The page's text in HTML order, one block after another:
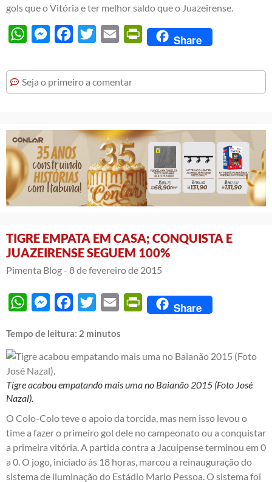
gols que o Vitória e ter melhor saldo que o Juazeirense.
WhatsAppMessengerFacebook
Twitter Email PrintFriendly
Share
Seja o primeiro a comentar
TIGRE EMPATA EM CASA; CONQUISTA E
JUAZEIRENSE SEGUEM 100%
Pimenta Blog - 8 de fevereiro de 2015
WhatsAppMessengerFacebook
Twitter Email PrintFriendly
Share
Tempo de leitura: 2 minutos
Tigre acabou empatando mais uma no Baianão 2015 (Foto José
Nazal).
O Colo-Colo teve o apoio da torcida, mas nem isso levou o
time a fazer o primeiro gol dele no campeonato ou a conquistar
a primeira vitória. A partida contra a Jacuipense terminou em 0
a 0. O jogo, iniciado às 18 horas, marcou a reinauguração do
sistema de iluminação do Estádio Mario Pessoa. O sistema foi